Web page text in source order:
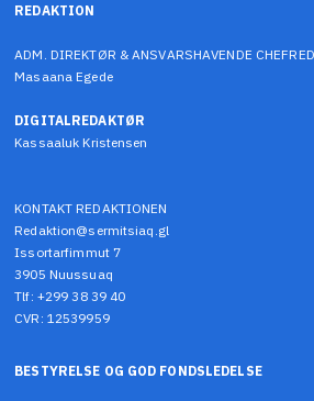
REDAKTION
ADM. DIREKTØR & ANSVARSHAVENDE
Masaana Egede
DIGITALREDAKTØR
Kassaaluk Kristensen
KONTAKT REDAKTIONEN
Redaktion@sermitsiaq.gl
Issortarfimmut 7
3905 Nuussuaq
Tlf: +299 38 39 40
CVR: 12539959
BESTYRELSE OG GOD FONDSLEDELSE